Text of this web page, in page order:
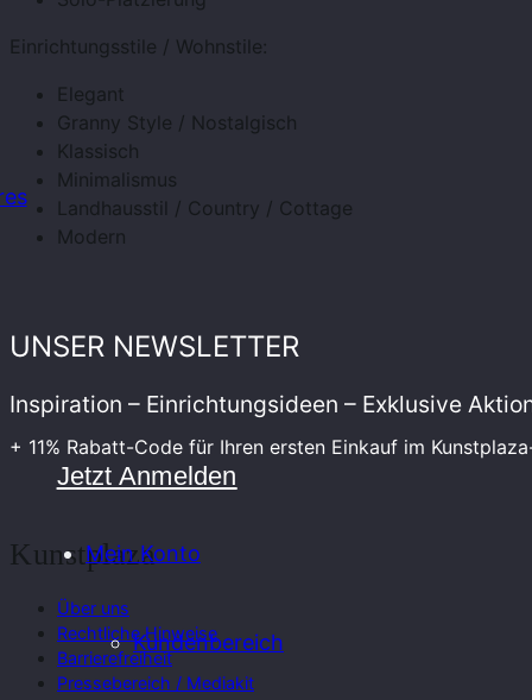
Mein Konto
Kundenbereich
Einrichtungsstile / Wohnstile:
Elegant
Granny Style / Nostalgisch
Klassisch
Minimalismus
Landhausstil / Country / Cottage
Modern
UNSER NEWSLETTER
Inspiration – Einrichtungsideen – Exklusive
+ 11% Rabatt-Code für Ihren ersten Einkauf im
Jetzt Anmelden
Kunstplaza
Über uns
Rechtliche Hinweise
Barrierefreiheit
Pressebereich / Mediakit